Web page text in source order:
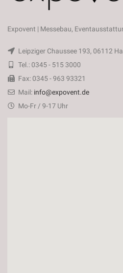
Expovent | Messebau,
Leipziger Chaussee 193, 06112
Tel.: 0345 - 515 3000
Fax: 0345 - 963 93321
Mail: info@expovent.de
Mo-Fr / 9-17 Uhr